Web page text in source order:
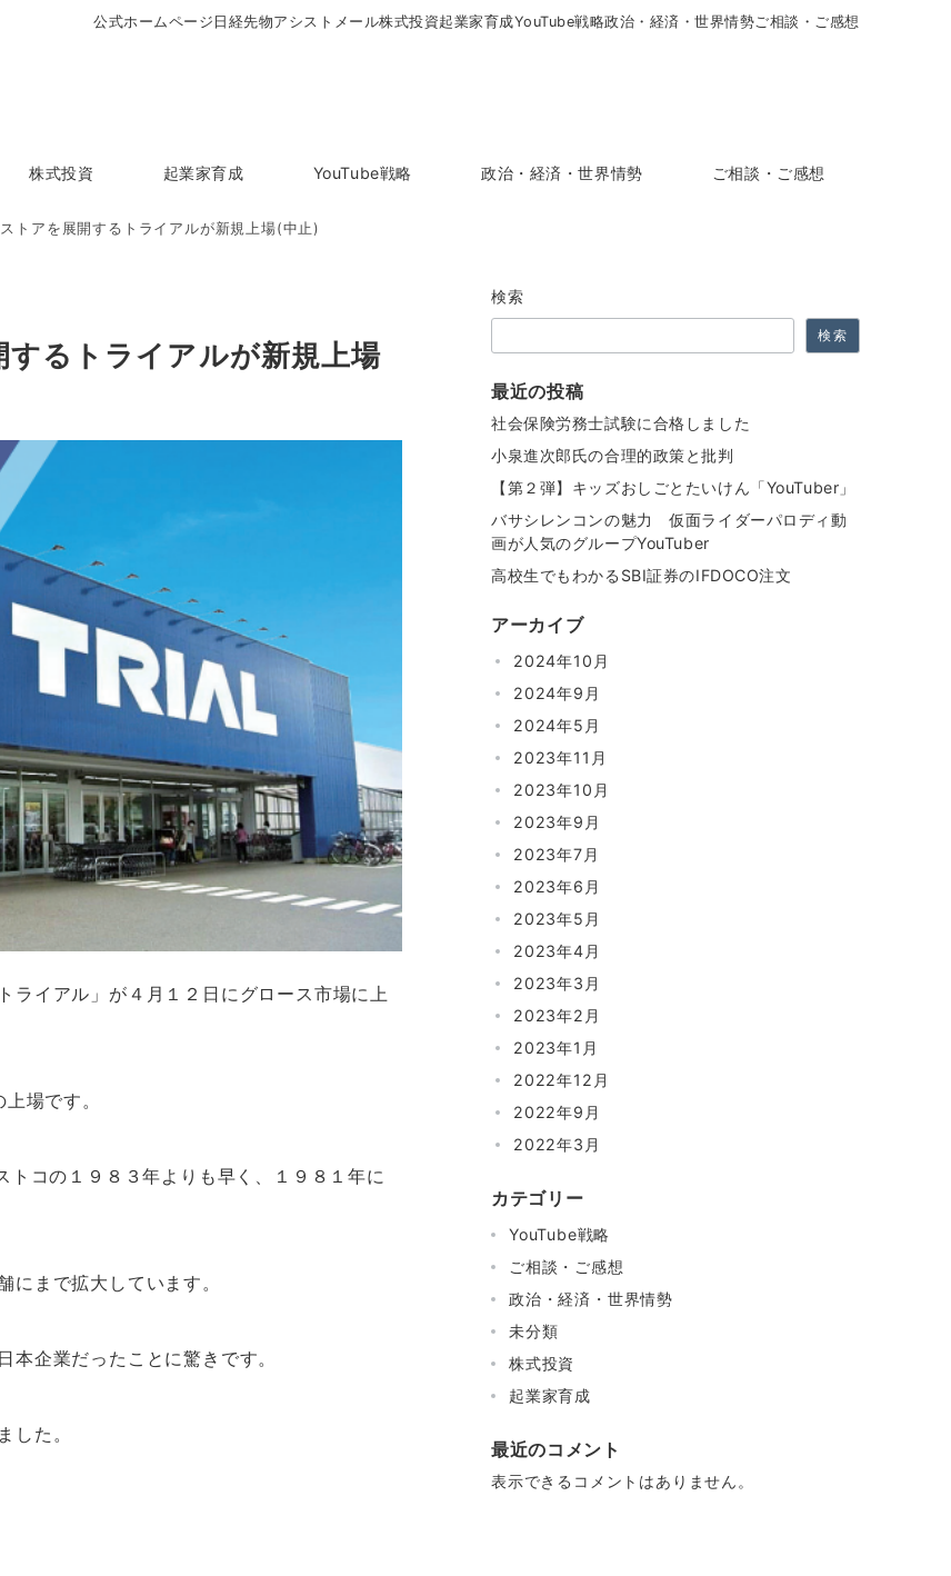
公式ホームページ 日経先物アシストメール株式投資起業家育成YouTube戦略政治・経済・世界情勢ご相談・ご感想
株式投資 起業家育成 YouTube戦略 政治・経済・世界情勢 ご相談・ご感想
トアを展開するトライアルが新規上場(中止)
るトライアルが新規上場
ライアル」が４月１２日にグロース市場に上
場です。
トコの１９８３年よりも早く、１９８１年に
まで拡大しています。
企業だったことに驚きです。
した。
検索
検索
最近の投稿
社会保険労務士試験に合格しました
小泉進次郎氏の合理的政策と批判
【第２弾】キッズおしごとたいけん「YouTuber」
バサシレンコンの魅力 仮面ライダーパロディ動
画が人気のグループYouTuber
高校生でもわかるSBI証券のIFDOCO注文
アーカイブ
2024年10月
2024年9月
2024年5月
2023年11月
2023年10月
2023年9月
2023年7月
2023年6月
2023年5月
2023年4月
2023年3月
2023年2月
2023年1月
2022年12月
2022年9月
2022年3月
カテゴリー
YouTube戦略
ご相談・ご感想
政治・経済・世界情勢
未分類
株式投資
起業家育成
最近のコメント
表示できるコメントはありません。